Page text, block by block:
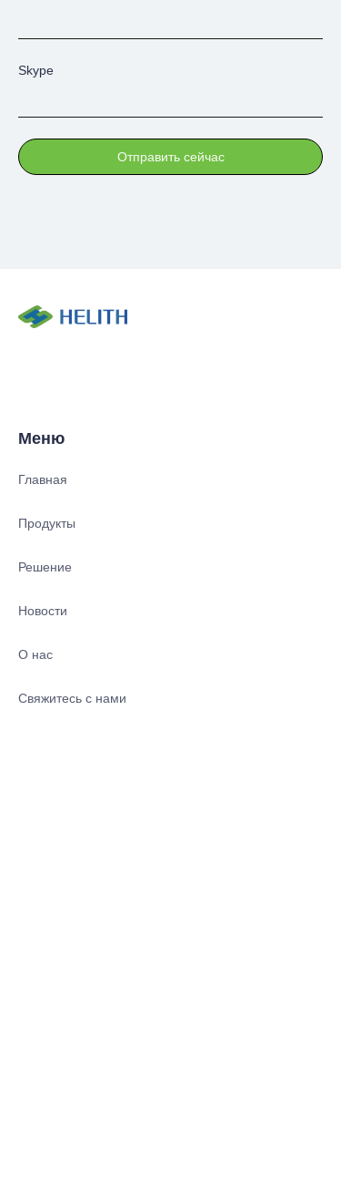
Skype
Отправить сейчас
Меню
Главная
Продукты
Решение
Новости
О нас
Свяжитесь с нами
RU